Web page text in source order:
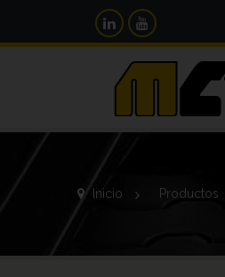
Inicio > Productos